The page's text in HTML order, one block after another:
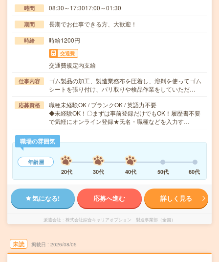
時間 08:30～17:3017:00～01:30
期間 長期でお仕事できる方、大歓迎！
時給 時給1200円
交通費
交通費規定内支給
仕事内容
ゴム製品の加工、製造業務布を圧着し、溶剤を使ってゴム
シートを張り付け、バリ取りや検品作業をしていただ…
応募資格
職種未経験OK / ブランクOK / 英語力不要
◆未経験OK！〇まずは事前登録だけでもOK！履歴書不要
で気軽にオンライン登録★氏名・職種などを入力す…
職場の雰囲気
年齢層
20代
30代 40代 50代 60代
気になる! 応募へ進む 詳しく見る
派遣会社 株式会社綜合キャリアオプション 製造事業部（全国）
未読 掲載日 2026/08/05